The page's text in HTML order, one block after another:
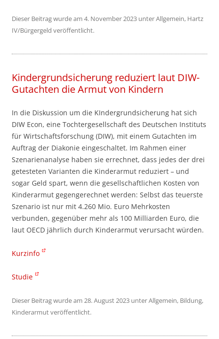
Dieser Beitrag wurde am 4. November 2023 unterAllgemein, Hartz
IV/Bürgergeld veröffentlicht.
Kindergrundsicherung reduziert laut DIW-
Gutachten die Armut von Kindern
In die Diskussion um die KIndergrundsicherung hat sich
DIW Econ, eine Tochtergesellschaft des Deutschen Instituts
für Wirtschaftsforschung (DIW), mit einem Gutachten im
Auftrag der Diakonie eingeschaltet. Im Rahmen einer
Szenarienanalyse haben sie errechnet, dass jedes der drei
getesteten Varianten die Kinderarmut reduziert – und
sogar Geld spart, wenn die gesellschaftlichen Kosten von
Kinderarmut gegengerechnet werden: Selbst das teuerste
Szenario ist nur mit 4.260 Mio. Euro Mehrkosten
verbunden, gegenüber mehr als 100 Milliarden Euro, die
laut OECD jährlich durch Kinderarmut verursacht würden.
Kurzinfo
Studie
Dieser Beitrag wurde am 28. August 2023 unterAllgemein, Bildung,
Kinderarmutveröffentlicht.